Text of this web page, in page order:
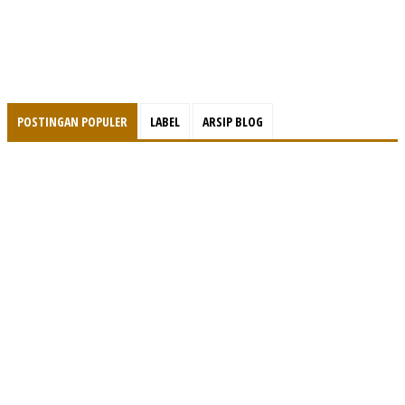
POSTINGAN POPULER LABEL ARSIP BLOG